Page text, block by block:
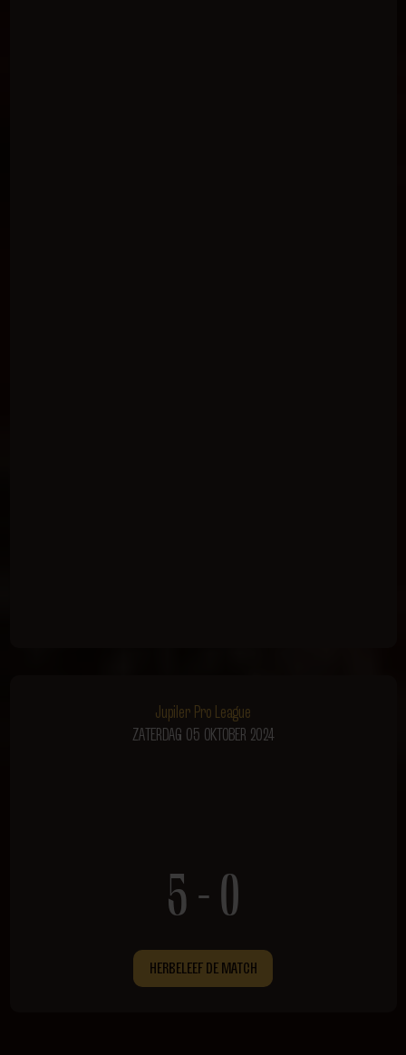
Jupiler Pro League
ZATERDAG 05 OKTOBER 2024
5 - 0
HERBELEEF DE MATCH